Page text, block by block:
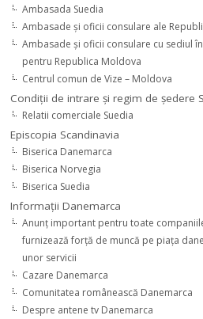
Ambasada Suedia
Ambasade şi oficii consulare ale
Ambasade şi oficii consulare cu sediul
pentru Republica Moldova
Centrul comun de Vize – Moldova
Condiţii de intrare şi regim de şedere
Relatii comerciale Suedia
Episcopia Scandinavia
Biserica Danemarca
Biserica Norvegia
Biserica Suedia
Informaţii Danemarca
Anunţ important pentru toate
furnizează forţă de muncă pe piaţa
unor servicii
Cazare Danemarca
Comunitatea românească Danemarca
Despre antene tv Danemarca